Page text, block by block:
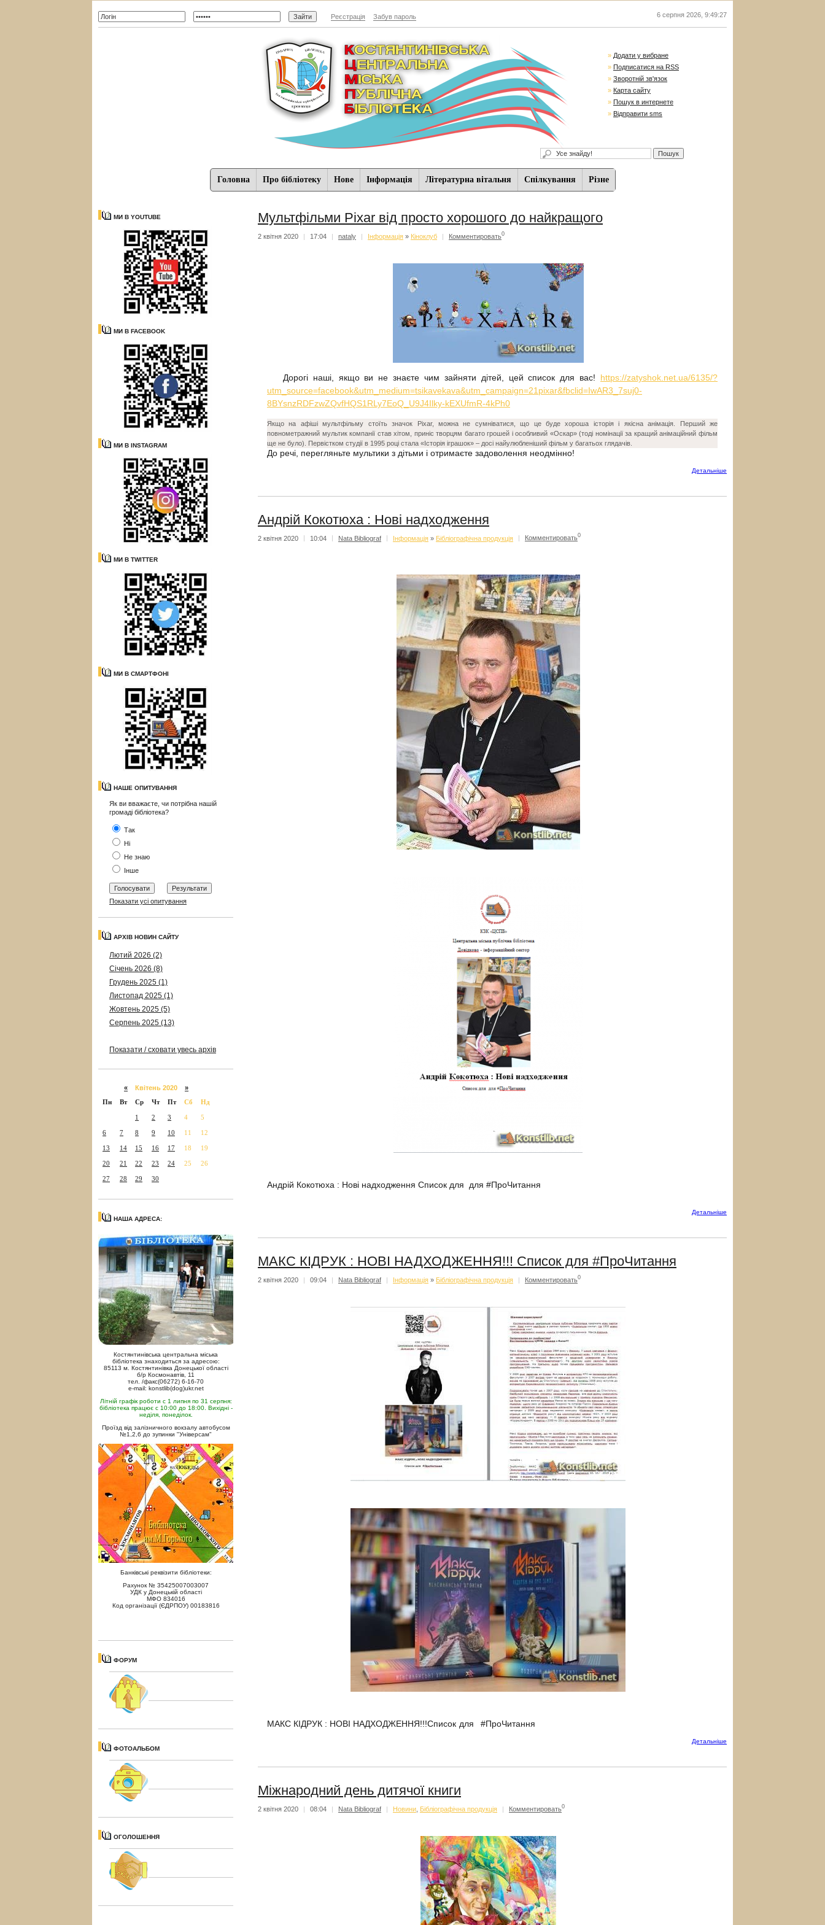
Реєстрація Забув пароль 6 серпня 2026 9:49:28
» Додати у вибране
» Подписатися на RSS
» Зворотній зв'язок
» Карта сайту
» Пошук в интернете
» Відправити sms
Головна Про бібліотеку Нове Iнформацiя Літературна вітальня Спiлкування Різне
МИ В YOUTUBE
МИ В FACEBOOK
МИ В INSTAGRAM
МИ В TWITTER
МИ В СМАРТФОНІ
НАШЕ ОПИТУВАННЯ
Як ви вважаєте, чи потрібна нашій
громаді бібліотека?
Так
Ні
Не знаю
Інше
Показати усі опитування
АРХІВ НОВИН САЙТУ
Лютий 2026 (2)
Січень 2026 (8)
Грудень 2025 (1)
Листопад 2025 (1)
Жовтень 2025 (5)
Серпень 2025 (13)
Показати / сховати увесь архів
« Квітень 2020 »
Пн
Вт Ср Чт Пт Сб Нд
1 2 3 4 5
6 7 8 9 10 11 12
13 14 15 16 17 18 19
20 21 22 23 24 25 26
27 28 29 30
НАША АДРЕСА:
Костянтинівська центральна міська
бібліотека знаходиться за адресою:
85113 м. Костянтинівка Донецької області
б/р Космонавтів, 11
тел. /факс(06272) 6-16-70
e-mail: konstlib(dog)ukr.net
Літній графік роботи с 1 липня по 31 серпня:
бібліотека працює с 10:00 до 18:00. Вихідні -
неділя, понеділок.
Проїзд від залізничного вокзалу автобусом
№1,2,6 до зупинки "Універсам"
Банківські реквізити бібліотеки:
Рахунок № 35425007003007
УДК у Донецькій області
МФО 834016
Код організації (ЄДРПОУ) 00183816
ФОРУМ
ФОТОАЛЬБОМ
ОГОЛОШЕННЯ
Мультфільми Pixar від просто хорошого до найкращого
2 квітня 2020 | 17:04 | nataly | Iнформацiя » Кіноклуб | Комментировать0
Дорогі наші, якщо ви не знаєте чим зайняти дітей, цей список для вас! https://zatyshok.net.ua/6135/?
utm_source=facebook&utm_medium=tsikavekava&utm_campaign=21pixar&fbclid=IwAR3_7suj0-
8BYsnzRDFzwZQvfHQS1RLy7EoQ_U9J4Ilky-kEXUfmR-4kPh0
Якщо на афіші мультфільму стоїть значок Pixar, можна не сумніватися, що це буде хороша історія і якісна анімація. Перший же
повнометражний мультик компанії став хітом, приніс творцям багато грошей і особливий «Оскар» (тоді номінації за кращий анімаційний фільм
ще не було). Первістком студії в 1995 році стала «Історія іграшок» – досі найулюбленіший фільм у багатьох глядачів.
До речі, перегляньте мультики з дітьми і отримаєте задоволення неодмінно!
Детальнiше
Андрій Кокотюха : Нові надходження
2 квітня 2020 10:04 Nata Bibliograf Iнформацiя » Бібліографічна продукція Комментировать0
Андрій Кокотюха : Нові надходження Список для для #ПроЧитання
Детальнiше
МАКС КІДРУК : НОВІ НАДХОДЖЕННЯ!!! Список для #ПроЧитання
2 квітня 2020 | 09:04 | Nata Bibliograf | Iнформацiя » Бібліографічна продукція | Комментировать0
МАКС КІДРУК : НОВІ НАДХОДЖЕННЯ!!!Список для #ПроЧитання
Детальнiше
Міжнародний день дитячої книги
2 квітня 2020 | 08:04 | Nata Bibliograf | Новини Бібліографічна продукція | Комментировать0